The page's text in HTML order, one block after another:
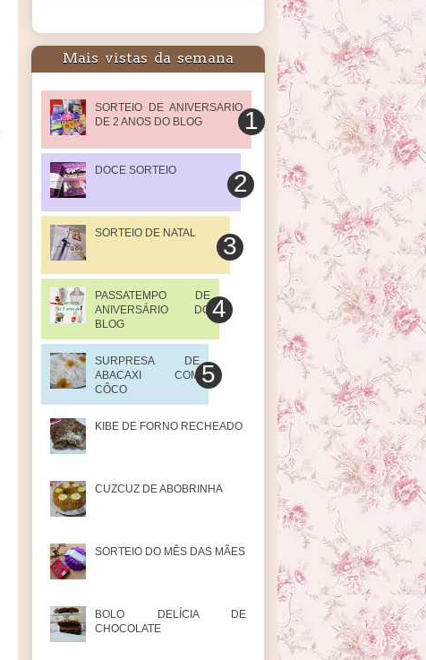
Mais vistas da semana
SORTEIO DE ANIVERSARIO
DE 2 ANOS DO BLOG
DOCE SORTEIO
SORTEIO DE NATAL
PASSATEMPO DE
ANIVERSÁRIO DO
BLOG
SURPRESA DE
ABACAXI COM
CÔCO
KIBE DE FORNO RECHEADO
CUZCUZ DE ABOBRINHA
SORTEIO DO MÊS DAS MÃES
BOLO DELÍCIA DE
CHOCOLATE